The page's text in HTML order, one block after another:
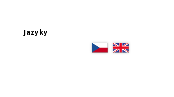
Jazyky